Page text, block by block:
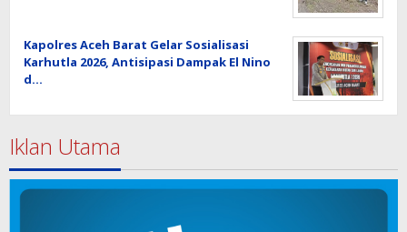
Kapolres Aceh Barat Gelar Sosialisasi
Karhutla 2026, Antisipasi Dampak El Nino
d…
Iklan Utama